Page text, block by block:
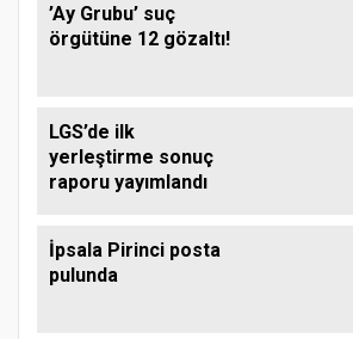
’Ay Grubu’ suç
örgütüne 12 gözaltı!
LGS’de ilk
yerleştirme sonuç
raporu yayımlandı
İpsala Pirinci posta
pulunda